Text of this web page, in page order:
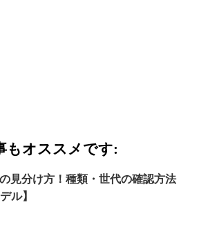
もオススメです:
の見分け方！種類・世代の確認方法
ル】